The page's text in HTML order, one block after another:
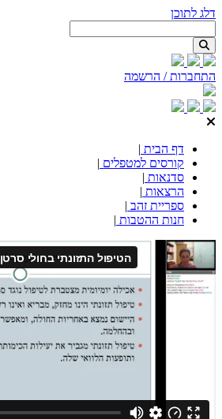
דלג לתוכן
התחברות / הרשמה
דף הבית |
קורסים למטפלים |
סדנאות |
הרצאות |
ספריית זהב |
חנות ההטבות |